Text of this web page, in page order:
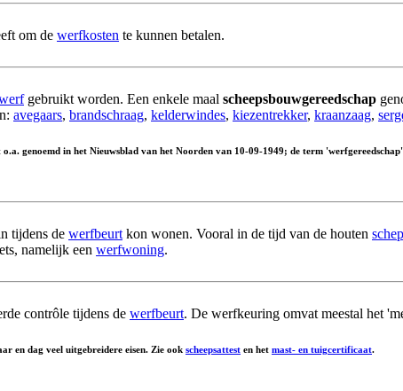
om de werfkosten te kunnen betalen.
gebruikt worden. Een enkele maal scheepsbouwgereedschap
avegaars, brandschraag, kelderwindes, kiezentrekker, kraanzaag,
o.a. genoemd in het Nieuwsblad van het Noorden van 10-09-1949; de term
tijdens de werfbeurt kon wonen. Vooral in de tijd van de houten
namelijk een werfwoning.
contrôle tijdens de werfbeurt. De werfkeuring omvat meestal het
en dag veel uitgebreidere eisen. Zie ook scheepsattest en het mast- en tuigcertificaat.